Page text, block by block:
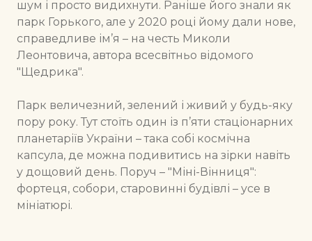
шум і просто видихнути. Раніше його знали як
парк Горького, але у 2020 році йому дали нове,
справедливе ім’я – на честь Миколи
Леонтовича, автора всесвітньо відомого
"Щедрика".
Парк величезний, зелений і живий у будь-яку
пору року. Тут стоїть один із п’яти стаціонарних
планетаріїв України – така собі космічна
капсула, де можна подивитись на зірки навіть
у дощовий день. Поруч – "Міні-Вінниця":
фортеця, собори, старовинні будівлі – усе в
мініатюрі.